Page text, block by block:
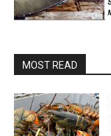
MOST READ